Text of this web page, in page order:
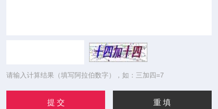
请输入计算结果（填写阿拉伯数字），如：三加四=7